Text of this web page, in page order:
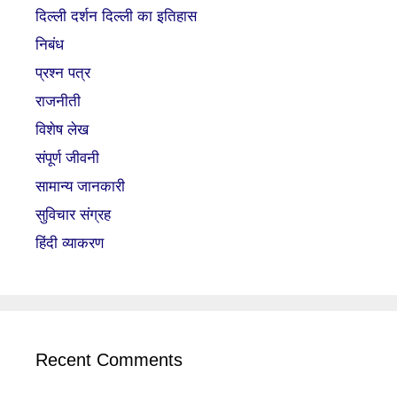
दिल्ली दर्शन दिल्ली का इतिहास
निबंध
प्रश्न पत्र
राजनीती
विशेष लेख
संपूर्ण जीवनी
सामान्य जानकारी
सुविचार संग्रह
हिंदी व्याकरण
Recent Comments